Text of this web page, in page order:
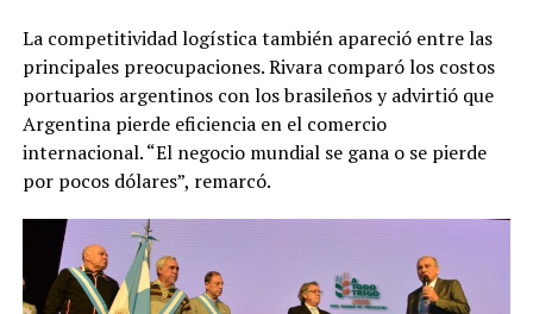
La competitividad logística también apareció entre las
principales preocupaciones. Rivara comparó los costos
portuarios argentinos con los brasileños y advirtió que
Argentina pierde eficiencia en el comercio
internacional. “El negocio mundial se gana o se pierde
por pocos dólares”, remarcó.